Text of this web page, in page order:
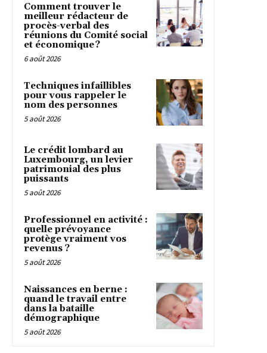
Comment trouver le
meilleur rédacteur de
procès-verbal des
réunions du Comité social
et économique ?
6 août 2026
Techniques infaillibles
pour vous rappeler le
nom des personnes
5 août 2026
Le crédit lombard au
Luxembourg, un levier
patrimonial des plus
puissants
5 août 2026
Professionnel en activité :
quelle prévoyance
protège vraiment vos
revenus ?
5 août 2026
Naissances en berne :
quand le travail entre
dans la bataille
démographique
5 août 2026